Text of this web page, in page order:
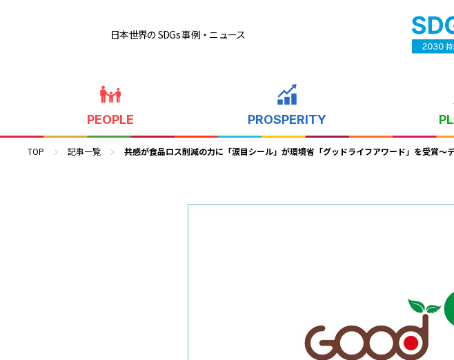
日本世界の SDGs 事例・ニュース
PEOPLE PROSPERITY
TOP 記事一覧 共感が食品ロス削減の力に「涙目シール」が環境省「グッドライフアワード」を受賞～